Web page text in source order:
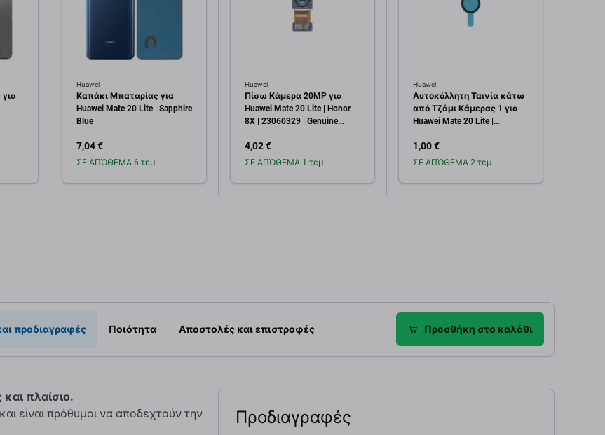
Huawei
Καπάκι Μπαταρίας για
Huawei Mate 20 Lite | Sapphire
Blue
7,04 €
ΣΕ ΑΠΌΘΕΜΑ 6 τεμ
Huawei
Πίσω Κάμερα 20MP για
Huawei Mate 20 Lite | Honor
8X | 23060329 | Genuine
4,02 €
ΣΕ ΑΠΌΘΕΜΑ 1 τεμ
Huawei
Αυτοκόλλητη Ταινία κάτω
από Τζάμι Κάμερας 1 για
Huawei Mate 20 Lite |
1,00 €
ΣΕ ΑΠΌΘΕΜΑ 2 τεμ
προδιαγραφές Ποιότητα Αποστολές και επιστροφές Προσθήκη στο καλάθι
πλαίσιο.
είναι πρόθυμοι να αποδεχτούν την
Προδιαγραφές